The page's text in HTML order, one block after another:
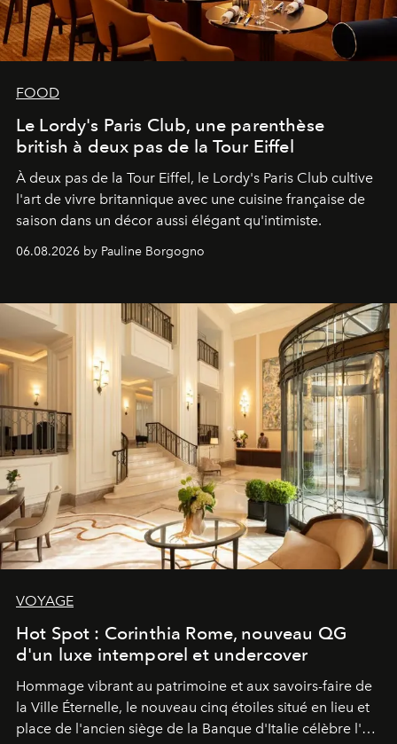
FOOD
Le Lordy's Paris Club, une parenthèse
british à deux pas de la Tour Eiffel
À deux pas de la Tour Eiffel, le Lordy's Paris Club cultive
l'art de vivre britannique avec une cuisine française de
saison dans un décor aussi élégant qu'intimiste.
06.08.2026 by Pauline Borgogno
VOYAGE
Hot Spot : Corinthia Rome, nouveau QG
d'un luxe intemporel et undercover
Hommage vibrant au patrimoine et aux savoirs-faire de
la Ville Éternelle, le nouveau cinq étoiles situé en lieu et
place de l'ancien siège de la Banque d'Italie célèbre l'art